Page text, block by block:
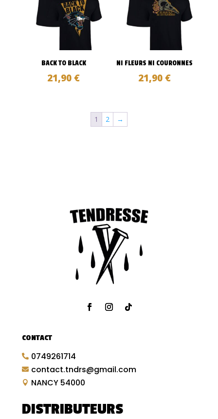
BACK TO BLACK
21,90 €
NI FLEURS NI COURONNES
21,90 €
1 2 →
CONTACT
 0749261714
 contact.tndrs@gmail.com
 NANCY 54000
DISTRIBUTEURS